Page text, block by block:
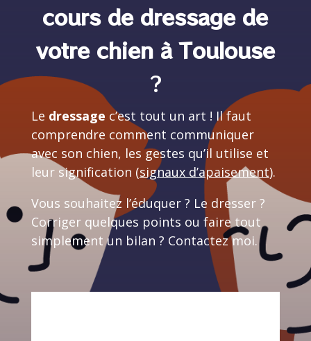
cours de dressage de
votre chien à Toulouse
?
Le dressage c’est tout un art ! Il faut
comprendre comment communiquer
avec son chien, les gestes qu’il utilise et
leur signification (signaux d’apaisement).
Vous souhaitez l’éduquer ? Le dresser ?
Corriger quelques points ou faire tout
simplement un bilan ? Contactez moi.